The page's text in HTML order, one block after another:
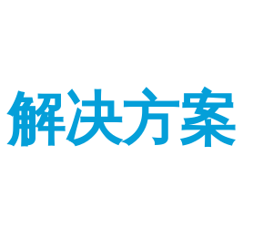
解决方案